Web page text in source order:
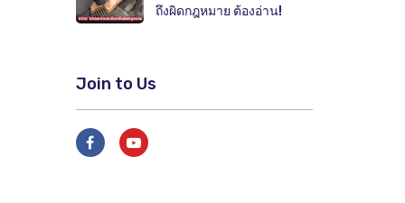
ถึงผิดกฎหมาย ต้องอ่าน!
Join to Us